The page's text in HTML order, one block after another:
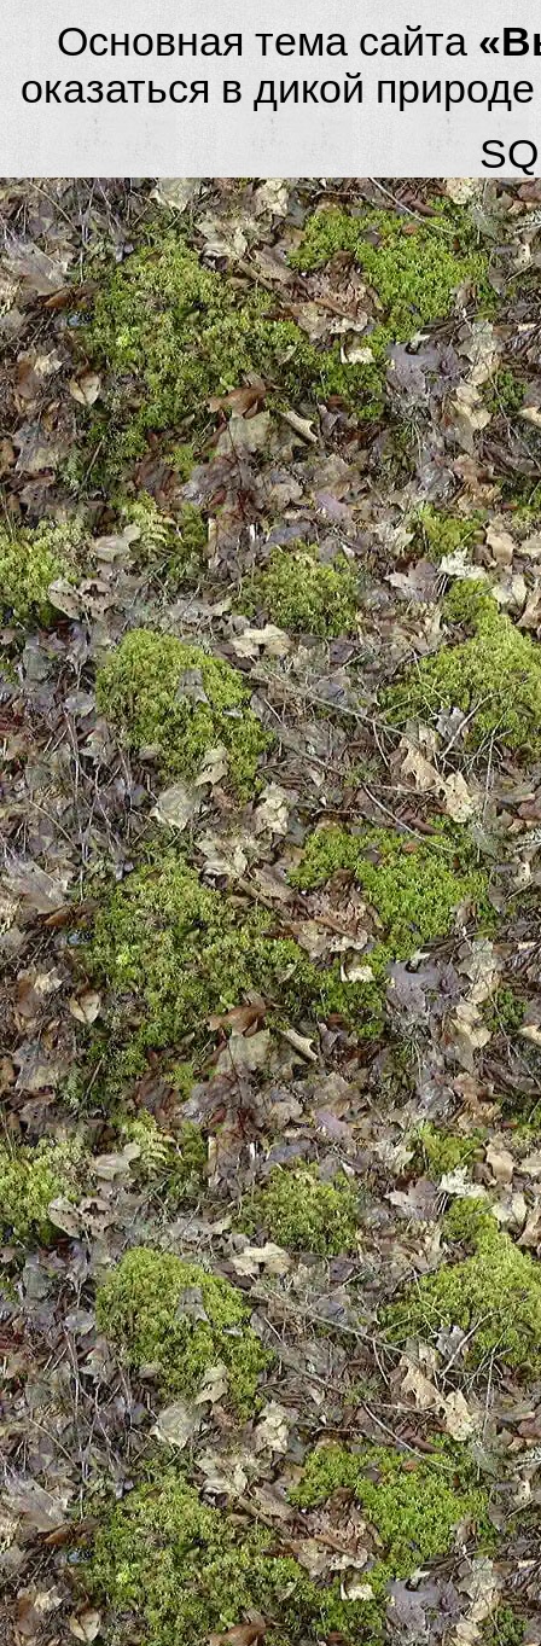
Основная тема сайта
оказаться в дикой